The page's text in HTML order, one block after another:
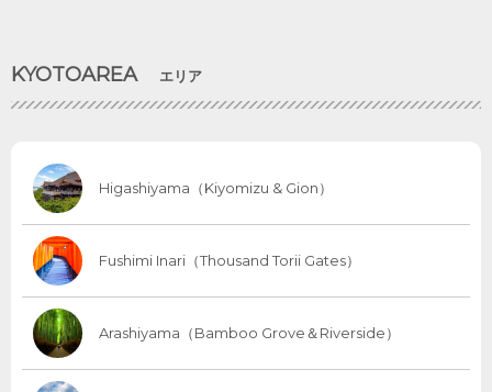
KYOTOAREA エリア
Higashiyama（Kiyomizu & Gion）
Fushimi Inari（Thousand Torii Gates）
Arashiyama（Bamboo Grove＆Riverside）